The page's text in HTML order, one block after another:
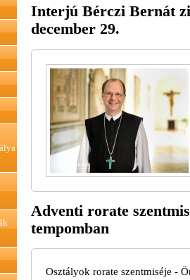
Interjú Bérczi Bernát
december 29.
Adventi rorate
tempomban
Osztályok rorate szentmiséje -